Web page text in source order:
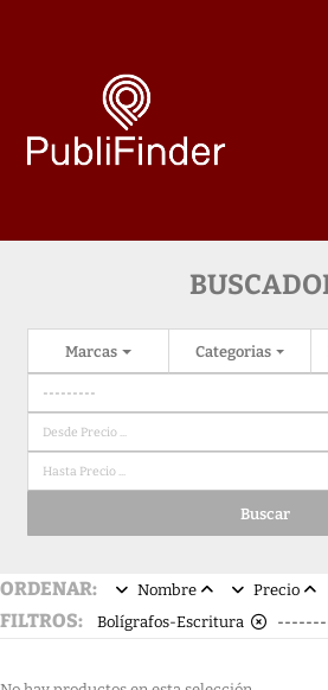
Categorias
Marcas
Buscar
ORDENAR: Nombre Precio
FILTROS: Bolígrafos-Escritura